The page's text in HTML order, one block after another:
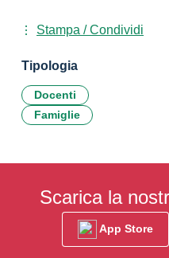
Stampa / Condividi
Tipologia
Docenti
Famiglie
Scarica la
App Store